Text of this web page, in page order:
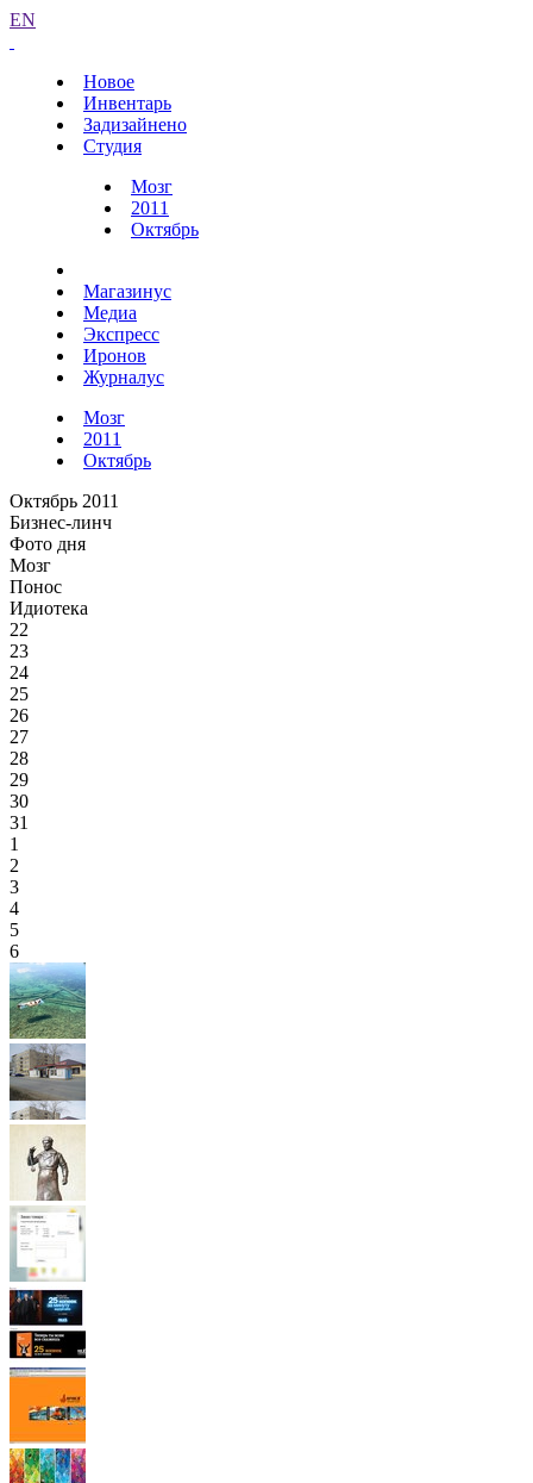
EN
Новое
Инвентарь
Задизайнено
Студия
Мозг
2011
Октябрь
Магазинус
Медиа
Экспресс
Иронов
Журналус
Мозг
2011
Октябрь
Октябрь 2011
Бизнес-линч
Фото дня
Мозг
Понос
Идиотека
22
23
24
25
26
27
28
29
30
31
1
2
3
4
5
6